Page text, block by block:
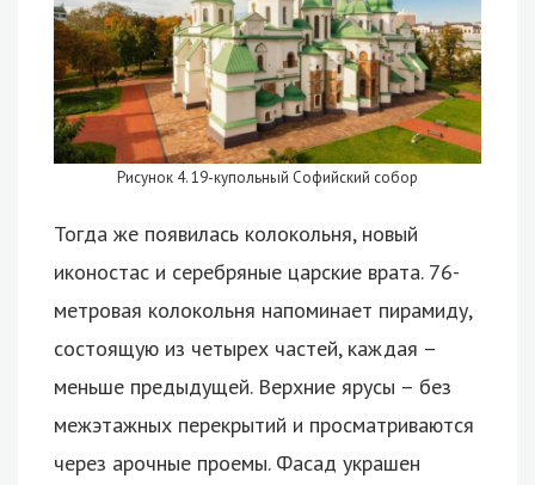
Рисунок 4. 19-купольный Софийский собор
Тогда же появилась колокольня, новый
иконостас и серебряные царские врата. 76-
метровая колокольня напоминает пирамиду,
состоящую из четырех частей, каждая –
меньше предыдущей. Верхние ярусы – без
межэтажных перекрытий и просматриваются
через арочные проемы. Фасад украшен